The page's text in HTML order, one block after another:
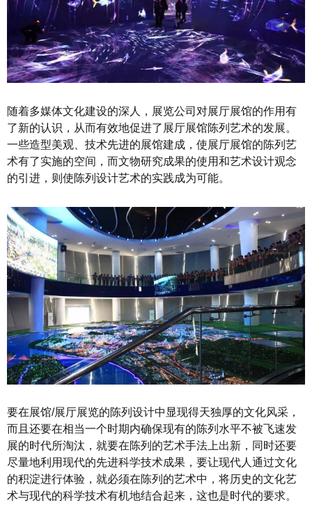
随着多媒体文化建设的深人，展览公司对展厅展馆的作用有
了新的认识，从而有效地促进了展厅展馆陈列艺术的发展。
一些造型美观、技术先进的展馆建成，使展厅展馆的陈列艺
术有了实施的空间，而文物研究成果的使用和艺术设计观念
的引进，则使陈列设计艺术的实践成为可能。
要在展馆/展厅展览的陈列设计中显现得天独厚的文化风采，
而且还要在相当一个时期内确保现有的陈列水平不被飞速发
展的时代所淘汰，就要在陈列的艺术手法上出新，同时还要
尽量地利用现代的先进科学技术成果，要让现代人通过文化
的积淀进行体验，就必须在陈列的艺术中，将历史的文化艺
术与现代的科学技术有机地结合起来，这也是时代的要求。